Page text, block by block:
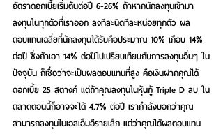
อัตราดอกเบี้ยเริ่มต้นต่อปี 6-26% ถ้าหากนักลงทุนเข้ามา
ลงทุนในทุกตัวที่เราออก ลงทีละนิดทีละหน่อยทุกตัว ผล
ตอบแทนเฉลี่ยที่นักลงทุนได้รับคือประมาณ 10% เกือบ 14%
ต่อปี ซึ่งถ้าเอา 14% ต่อปีไปเปรียบเทียบกับการลงทุนอื่นๆ ใน
ปัจจุบัน ก็เชื่อว่าจะเป็นผลตอบแทนที่สูง คือเงินฝากคุณได้
ดอกเบี้ย 25 สตางค์ แต่ถ้าคุณลงทุนในหุ้นกู้ Triple D ลบ ใน
ตลาดตอนนี้ก็อาจจะได้ 4.7% ต่อปี เรากำลังบอกว่าคุณ
สามารถลงทุนในเอสเอ็มอีรายเล็ก แต่ว่าคุณได้ผลตอบแทน